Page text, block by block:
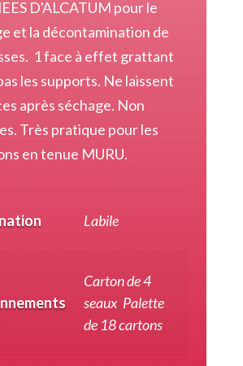
D'ALCATUM pour le
et la décontamination de
1 face à effet grattant
les supports. Ne laissent
après séchage. Non
Très pratique pour les
en tenue MURU.
Labile
Carton de 4
seaux, Palette
de 18 cartons